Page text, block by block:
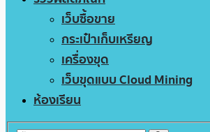
เว็บซื้อขาย
กระเป๋าเก็บเหรียญ
เครื่องขุด
เว็บขุดแบบ Cloud Mining
ห้องเรียน